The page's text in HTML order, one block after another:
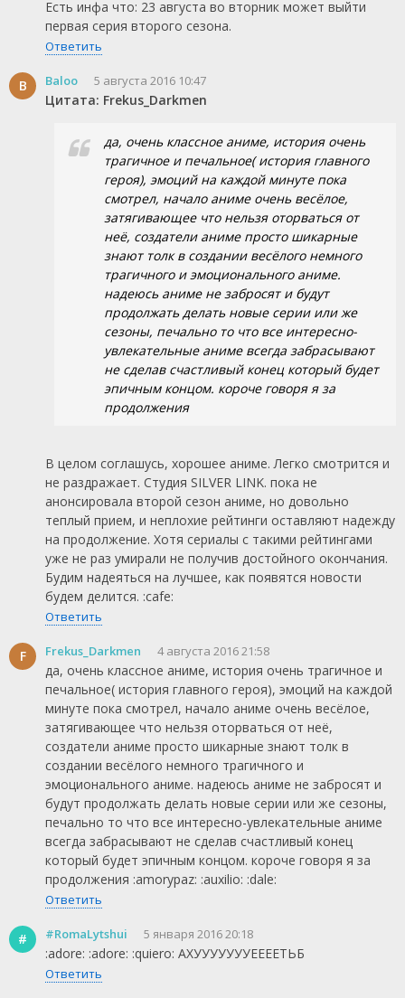
Есть инфа что: 23 августа во вторник может выйти
первая серия второго сезона.
Ответить
B Baloo 5 августа 2016 10:47
Цитата: Frekus_Darkmen
да, очень классное аниме, история очень
трагичное и печальное( история главного
героя), эмоций на каждой минуте пока
смотрел, начало аниме очень весёлое,
затягивающее что нельзя оторваться от
неё, создатели аниме просто шикарные
знают толк в создании весёлого немного
трагичного и эмоционального аниме.
надеюсь аниме не забросят и будут
продолжать делать новые серии или же
сезоны, печально то что все интересно-
увлекательные аниме всегда забрасывают
не сделав счастливый конец который будет
эпичным концом. короче говоря я за
продолжения
В целом соглашусь, хорошее аниме. Легко смотрится и
не раздражает. Студия SILVER LINK. пока не
анонсировала второй сезон аниме, но довольно
теплый прием, и неплохие рейтинги оставляют надежду
на продолжение. Хотя сериалы с такими рейтингами
уже не раз умирали не получив достойного окончания.
Будим надеяться на лучшее, как появятся новости
будем делится. :cafe:
Ответить
F Frekus_Darkmen 4 августа 2016 21:58
да, очень классное аниме, история очень трагичное и
печальное( история главного героя), эмоций на каждой
минуте пока смотрел, начало аниме очень весёлое,
затягивающее что нельзя оторваться от неё,
создатели аниме просто шикарные знают толк в
создании весёлого немного трагичного и
эмоционального аниме. надеюсь аниме не забросят и
будут продолжать делать новые серии или же сезоны,
печально то что все интересно-увлекательные аниме
всегда забрасывают не сделав счастливый конец
который будет эпичным концом. короче говоря я за
продолжения :amorypaz: :auxilio: :dale:
Ответить
# #RomaLytshui 5 января 2016 20:18
:adore: :adore: :quiero: АХУУУУУУУЕЕЕЕТЬБ
Ответить